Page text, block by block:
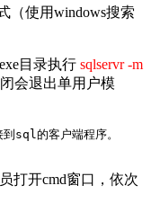
（使用windows搜索
目录执行 sqlservr -m
会退出单用户模
sql的客户端程序。
打开cmd窗口，依次